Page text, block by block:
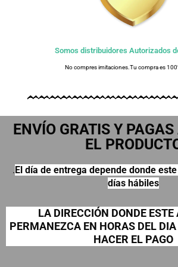
Somos distribuidores Autorizados
No compres imitaciones.Tu compra es
ENVÍO GRATIS Y
EL
.El día de entrega depende donde
días hábiles
LA DIRECCIÓN DONDE ESTE
PERMANEZCA EN HORAS DEL
HACER EL PAGO